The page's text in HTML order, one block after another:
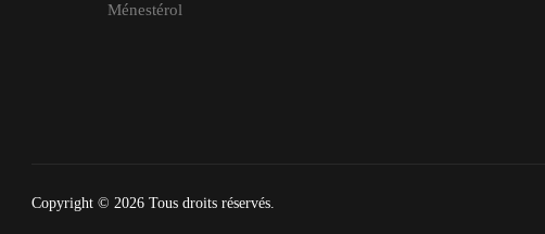
Ménestérol
Copyright © 2026 Tous droits réservés.